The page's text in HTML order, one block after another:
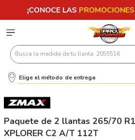
Busca la medida de tu llanta:
Elige el método de entrega
Paquete de 2 llantas 265/70
XPLORER C2 A/T 112T
2